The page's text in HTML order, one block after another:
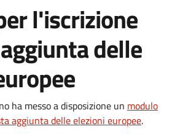
l'iscrizione
delle
ha messo a disposizione un modulo
aggiunta delle elezioni europee.